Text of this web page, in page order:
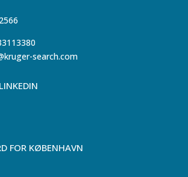
search.com
FOR KØBENHAVN